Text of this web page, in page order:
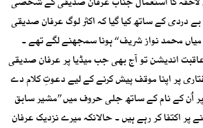
دردی کے ساتھ کیا گیا کہ اکثر لوگ عرفان صدیقی
محمد نواز شریف ‘‘ ہونا سمجھنے لگے تھے ۔
اندیشن تو آج بھی جب میڈیا پر عرفان صدیقی
پر اپنا موقف پیش کرنے کے لیے دعوتِ کلام دے
اُن کے نام کے ساتھ جلی حروف میں ’’مشیر سابق
پر اکتفا کر رہے ہیں ۔ حالانکہ میرے نزدیک عرفان